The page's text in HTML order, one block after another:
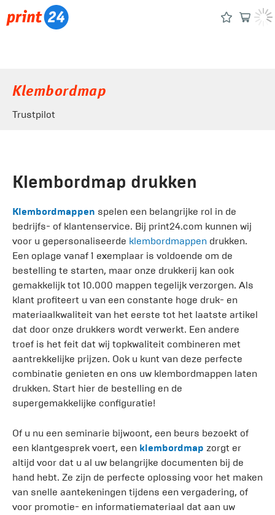
Klembordmap
Trustpilot
Klembordmap drukken
Klembordmappen spelen een belangrijke rol in de
bedrijfs- of klantenservice. Bij print24.com kunnen wij
voor u gepersonaliseerde klembordmappen drukken.
Een oplage vanaf 1 exemplaar is voldoende om de
bestelling te starten, maar onze drukkerij kan ook
gemakkelijk tot 10.000 mappen tegelijk verzorgen. Als
klant profiteert u van een constante hoge druk- en
materiaalkwaliteit van het eerste tot het laatste artikel
dat door onze drukkers wordt verwerkt. Een andere
troef is het feit dat wij topkwaliteit combineren met
aantrekkelijke prijzen. Ook u kunt van deze perfecte
combinatie genieten en ons uw klembordmappen laten
drukken. Start hier de bestelling en de
supergemakkelijke configuratie!
Of u nu een seminarie bijwoont, een beurs bezoekt of
een klantgesprek voert, een klembordmap zorgt er
altijd voor dat u al uw belangrijke documenten bij de
hand hebt. Ze zijn de perfecte oplossing voor het maken
van snelle aantekeningen tijdens een vergadering, of
voor promotie- en informatiemateriaal dat aan uw